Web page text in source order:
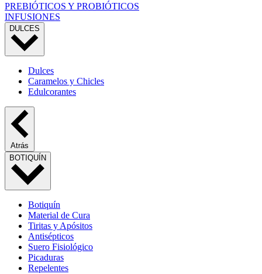
PREBIÓTICOS Y PROBIÓTICOS
INFUSIONES
DULCES
Dulces
Caramelos y Chicles
Edulcorantes
Atrás
BOTIQUÍN
Botiquín
Material de Cura
Tiritas y Apósitos
Antisépticos
Suero Fisiológico
Picaduras
Repelentes